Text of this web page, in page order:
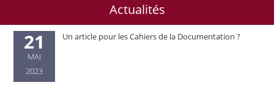
Actualités
21
MAI
2023
Un article pour les Cahiers de la Documentation ?